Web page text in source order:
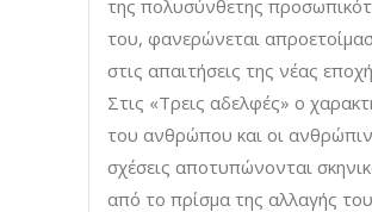
της πολυσύνθετης
του, φανερώνεται
στις απαιτήσεις της νέας
Στις «Τρεις αδελφές» ο
του ανθρώπου και οι
σχέσεις αποτυπώνονται
από το πρίσμα της αλλαγής του